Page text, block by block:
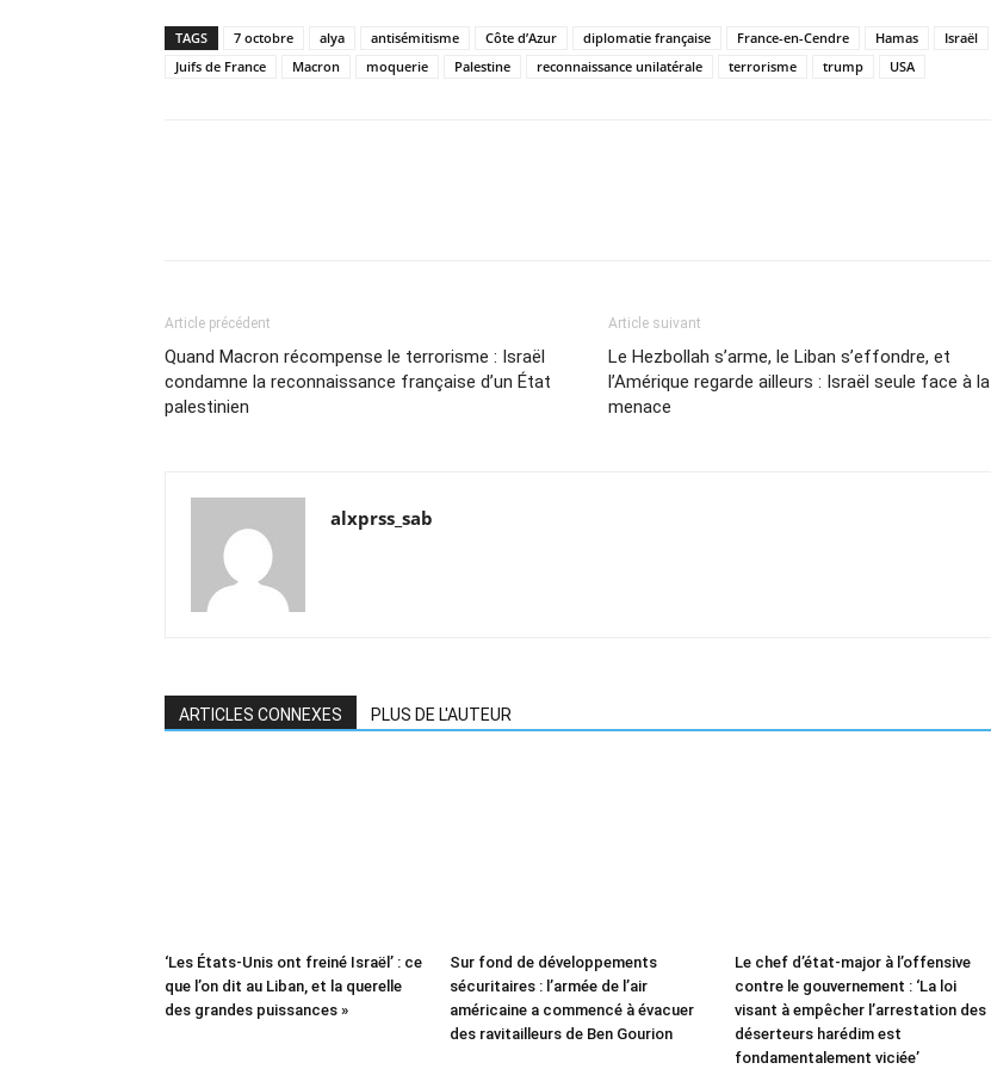
TAGS 7 octobre alya antisémitisme Côte d’Azur diplomatie française France-en-Cendre Hamas
Israël
Juifs de France
Macron moquerie Palestine reconnaissance unilatérale terrorisme trump USA
Article précédent
Quand Macron récompense le terrorisme : Israël
condamne la reconnaissance française d’un État
palestinien
Article suivant
Le Hezbollah s’arme, le Liban s’effondre, et
l’Amérique regarde ailleurs : Israël seule face à la
menace
alxprss_sab
ARTICLES CONNEXES PLUS DE L'AUTEUR
‘Les États-Unis ont freiné Israël’ : ce
que l’on dit au Liban, et la querelle
des grandes puissances »
Sur fond de développements
sécuritaires : l’armée de l’air
américaine a commencé à évacuer
des ravitailleurs de Ben Gourion
Le chef d’état-major à l’offensive
contre le gouvernement : ‘La loi
visant à empêcher l’arrestation des
déserteurs harédim est
fondamentalement viciée’